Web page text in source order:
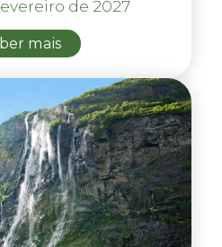
de 2027
mais